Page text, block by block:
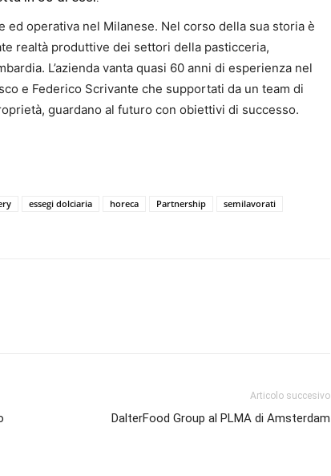
ed operativa nel Milanese. Nel corso della sua storia è
realtà produttive dei settori della pasticceria,
L’azienda vanta quasi 60 anni di esperienza nel
e Federico Scrivante che supportati da un team di
guardano al futuro con obiettivi di successo.
essegi dolciaria horeca Partnership
semilavorati
Articolo succesivo
DalterFood Group al PLMA di Amsterdam